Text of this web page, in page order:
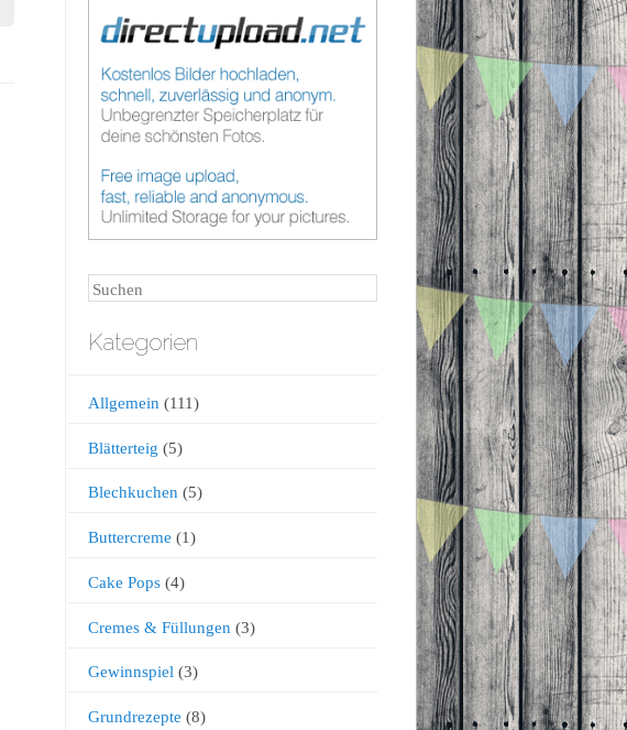
Suchen
Kategorien
Allgemein (111)
Blätterteig (5)
Blechkuchen (5)
Buttercreme (1)
Cake Pops(4)
Cremes & Füllungen (3)
Gewinnspiel(3)
Grundrezepte (8)